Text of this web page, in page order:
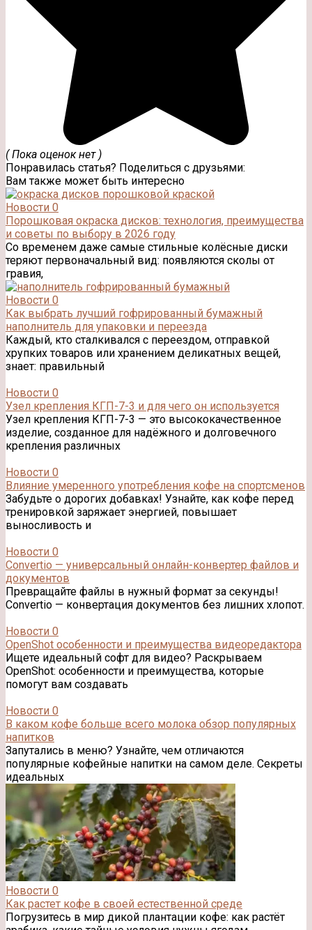
( Пока оценок нет )
Понравилась статья? Поделиться с друзьями:
Вам также может быть интересно
Новости 0
Порошковая окраска дисков: технология, преимущества
и советы по выбору в 2026 году
Со временем даже самые стильные колёсные диски
теряют первоначальный вид: появляются сколы от
гравия,
Новости 0
Как выбрать лучший гофрированный бумажный
наполнитель для упаковки и переезда
Каждый, кто сталкивался с переездом, отправкой
хрупких товаров или хранением деликатных вещей,
знает: правильный
Новости 0
Узел крепления КГП-7-3 и для чего он используется
Узел крепления КГП-7-3 — это высококачественное
изделие, созданное для надёжного и долговечного
крепления различных
Новости 0
Влияние умеренного употребления кофе на спортсменов
Забудьте о дорогих добавках! Узнайте, как кофе перед
тренировкой заряжает энергией, повышает
выносливость и
Новости 0
Convertio — универсальный онлайн-конвертер файлов и
документов
Превращайте файлы в нужный формат за секунды!
Convertio — конвертация документов без лишних хлопот.
Новости 0
OpenShot особенности и преимущества видеоредактора
Ищете идеальный софт для видео? Раскрываем
OpenShot: особенности и преимущества, которые
помогут вам создавать
Новости 0
В каком кофе больше всего молока обзор популярных
напитков
Запутались в меню? Узнайте, чем отличаются
популярные кофейные напитки на самом деле. Секреты
идеальных
Новости 0
Как растет кофе в своей естественной среде
Погрузитесь в мир дикой плантации кофе: как растёт